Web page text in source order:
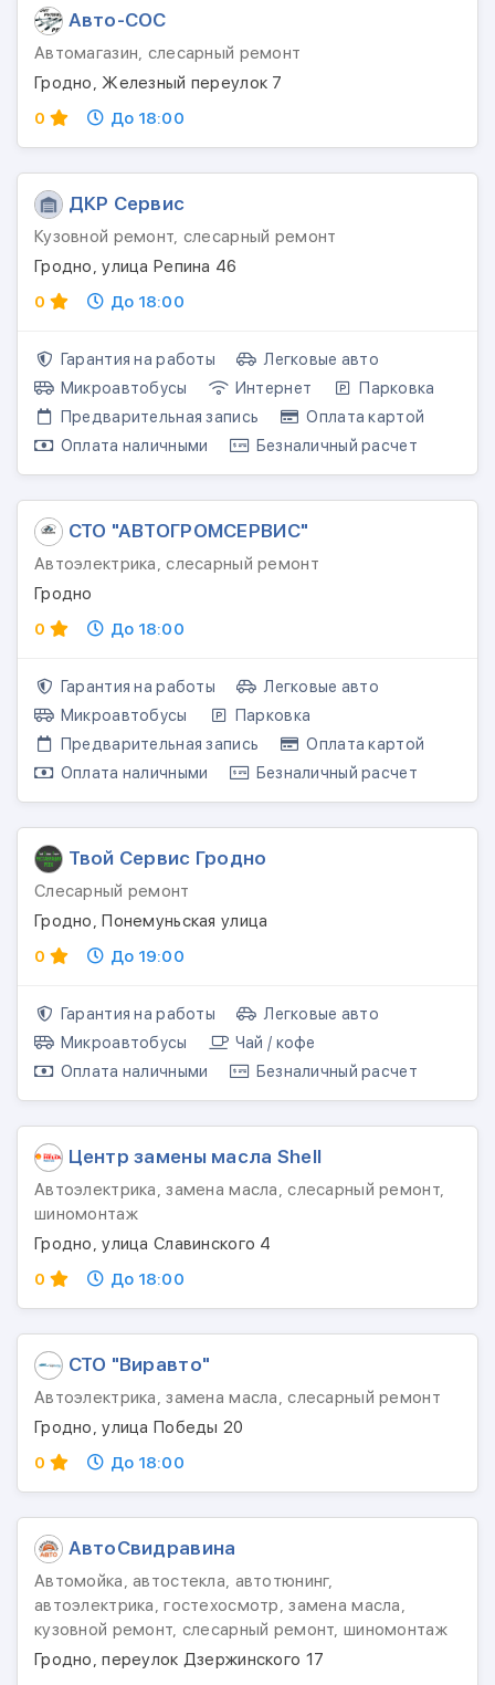
Авто-СОС
Автомагазин, слесарный ремонт
Гродно, Железный переулок 7
0
До 18:00
ДКР Сервис
Кузовной ремонт, слесарный ремонт
Гродно, улица Репина 46
0
До 18:00
Гарантия на работы
Легковые авто
Микроавтобусы
Интернет
Парковка
Предварительная запись
Оплата картой
Оплата наличными
Безналичный расчет
СТО "АВТОГРОМСЕРВИС"
Автоэлектрика, слесарный ремонт
Гродно
0
До 18:00
Гарантия на работы
Легковые авто
Микроавтобусы
Парковка
Предварительная запись
Оплата картой
Оплата наличными
Безналичный расчет
Твой Сервис Гродно
Слесарный ремонт
Гродно, Понемуньская улица
0
До 19:00
Гарантия на работы
Легковые авто
Микроавтобусы
Чай / кофе
Оплата наличными
Безналичный расчет
Центр замены масла Shell
Автоэлектрика, замена масла, слесарный ремонт,
шиномонтаж
Гродно, улица Славинского 4
0
До 18:00
СТО "Виравто"
Автоэлектрика, замена масла, слесарный ремонт
Гродно, улица Победы 20
0
До 18:00
АвтоСвидравина
Автомойка, автостекла, автотюнинг,
автоэлектрика, гостехосмотр, замена масла,
кузовной ремонт, слесарный ремонт, шиномонтаж
Гродно, переулок Дзержинского 17